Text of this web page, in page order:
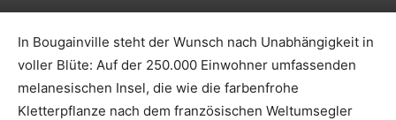
In Bougainville steht der Wunsch nach Unabhängigkeit in
voller Blüte: Auf der 250.000 Einwohner umfassenden
melanesischen Insel, die wie die farbenfrohe
Kletterpflanze nach dem französischen Weltumsegler